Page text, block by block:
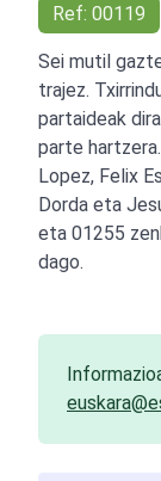
Ref: 00119
Sei mutil
trajez.
partaideak
parte
Lopez, Felix
Dorda eta
eta 01255
dago.